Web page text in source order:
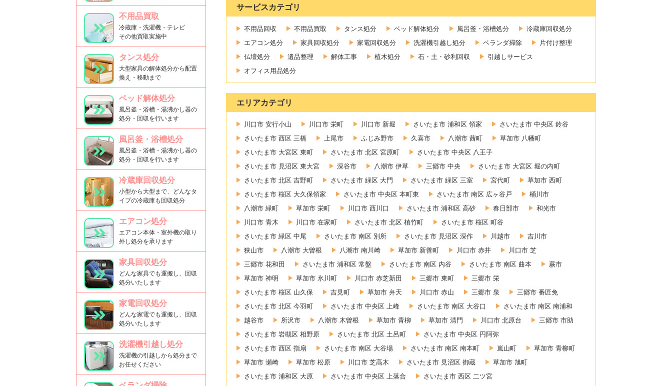
サービスカテゴリ
不用品回収 不用品買取 タンス処分 ベッド解体処分 風呂釜・浴槽処分
冷蔵庫回収処分
エアコン処分
家具回収処分 家電回収処分 洗濯機引越し処分 ベランダ掃除
片付け整理
仏壇処分
遺品整理 解体工事 植木処分 石・土・砂利回収
引越しサービス
オフィス用品処分
エリアカテゴリ
川口市 安行小山 川口市 栄町 川口市 新堀 さいたま市 浦和区 領家
さいたま市 中央区 鈴谷
さいたま市 西区 三橋
上尾市 ふじみ野市 久喜市 八潮市 茜町
草加市 八幡町
さいたま市 大宮区 東町
さいたま市 北区 宮原町
さいたま市 中央区 八王子
さいたま市 見沼区 東大宮
深谷市 八潮市 伊草 三郷市 中央
さいたま市 大宮区 堀の内町
さいたま市 北区 吉野町
さいたま市 緑区 大門 さいたま市 緑区 三室 宮代町
草加市 西町
さいたま市 桜区 大久保領家
さいたま市 中央区 本町東 さいたま市 南区 広ヶ谷戸
桶川市
八潮市 緑町
草加市 栄町 川口市 西川口 さいたま市 浦和区 高砂 春日部市
和光市
川口市 青木
川口市 在家町 さいたま市 北区 植竹町
さいたま市 桜区 町谷
さいたま市 緑区 中尾
さいたま市 南区 別所 さいたま市 見沼区 深作 川越市
吉川市
狭山市
八潮市 大曽根 八潮市 南川崎 草加市 新善町 川口市 赤井
川口市 芝
三郷市 花和田
さいたま市 浦和区 常盤 さいたま市 南区 内谷 さいたま市 南区 曲本
蕨市
草加市 神明
草加市 氷川町 川口市 赤芝新田 三郷市 東町
三郷市 栄
さいたま市 桜区 山久保
吉見町 草加市 弁天 川口市 赤山 三郷市 泉
三郷市 番匠免
さいたま市 北区 今羽町
さいたま市 中央区 上峰 さいたま市 南区 大谷口
さいたま市 南区 南浦和
越谷市
所沢市 八潮市 木曽根 草加市 青柳 草加市 清門 川口市 北原台
三郷市 市助
さいたま市 岩槻区 相野原
さいたま市 北区 土呂町
さいたま市 中央区 円阿弥
さいたま市 西区 指扇
さいたま市 南区 大谷場 さいたま市 南区 南本町 嵐山町
草加市 青柳町
草加市 瀬崎
草加市 松原 川口市 芝高木 さいたま市 見沼区 御蔵
草加市 旭町
さいたま市 浦和区 大原
さいたま市 中央区 上落合
さいたま市 西区 二ツ宮
不用品買取
冷蔵庫・洗濯機・テレビ
その他買取実施中
タンス処分
大型家具の解体処分から配置
換え・移動まで
ベッド解体処分
風呂釜・浴槽・湯沸かし器の
処分・回収を行います
風呂釜・浴槽処分
風呂釜・浴槽・湯沸かし器の
処分・回収を行います
冷蔵庫回収処分
小型から大型まで、どんなタ
イプの冷蔵庫も回収処分
エアコン処分
エアコン本体・室外機の取り
外し処分を承ります
家具回収処分
どんな家具でも運搬し、回収
処分いたします
家電回収処分
どんな家電でも運搬し、回収
処分いたします
洗濯機引越し処分
洗濯機の引越しから処分まで
お任せください